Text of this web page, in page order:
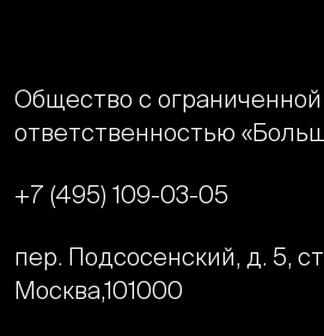
Общество с ограниченной
ответственностью
+7 (495) 109-03-05
пер. Подсосенский, д. 5,
Москва,101000